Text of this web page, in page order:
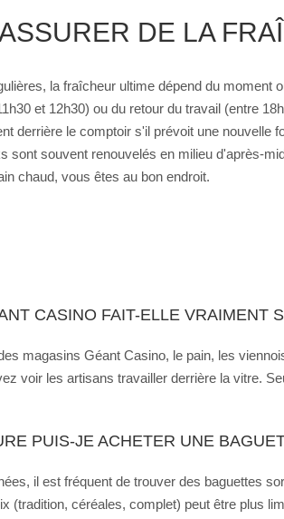
DE LA
la fraîcheur ultime dépend du moment
et 12h30) ou du retour du travail (entre
derrière le comptoir s'il prévoit une
sont souvent renouvelés en milieu d'après-
chaud, vous êtes au bon endroit.
CASINO FAIT-ELLE VRAIMENT
magasins Géant Casino, le pain, les
voir les artisans travailler derrière la vitre.
PUIS-JE ACHETER UNE
il est fréquent de trouver des baguettes
(tradition, céréales, complet) peut être plus